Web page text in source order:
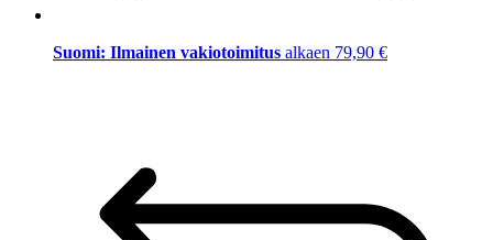
Suomi: Ilmainen vakiotoimitus alkaen 79,90 €